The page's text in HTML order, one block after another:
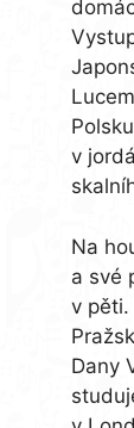
v
Na
a své
v pěti.
Dany